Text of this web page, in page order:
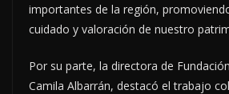
importantes de la región,
cuidado y valoración de nuestro
Por su parte, la directora de
Camila Albarrán, destacó el trabajo